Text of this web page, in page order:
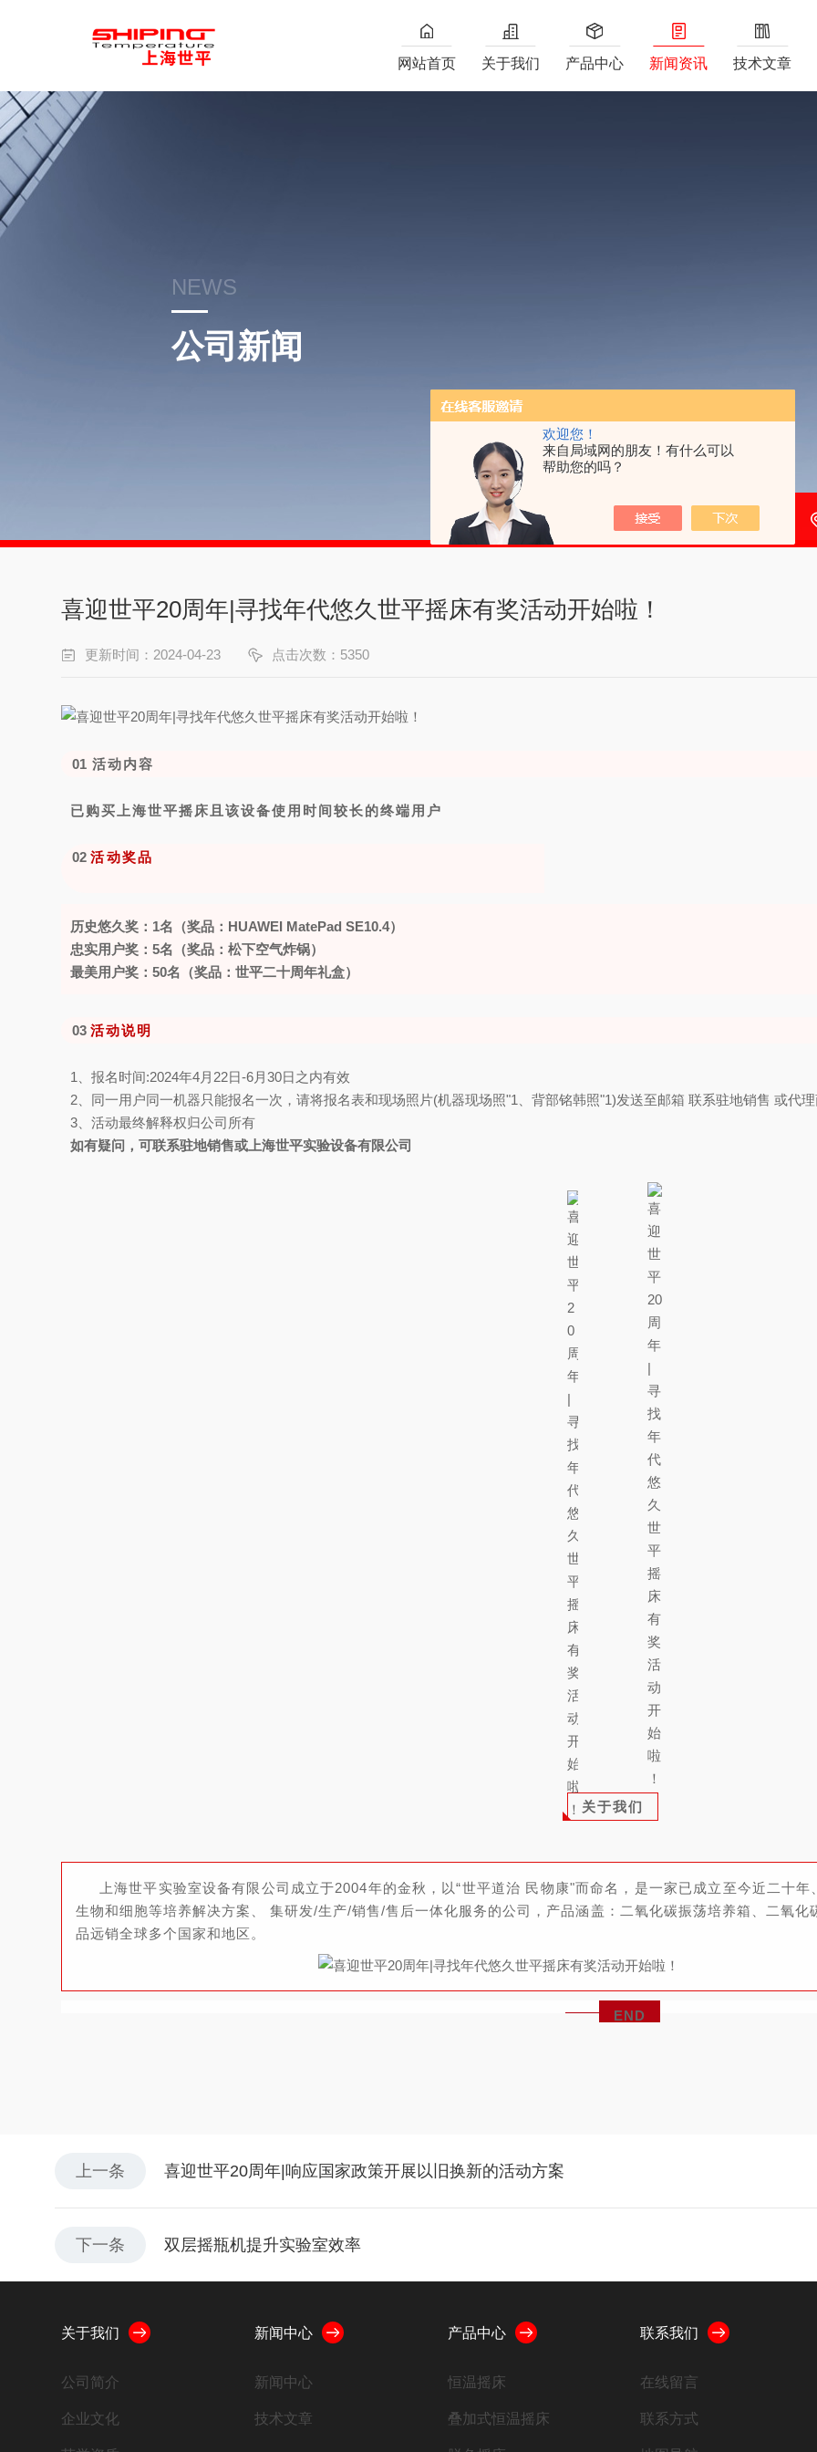
欢迎您！
来自局域网的朋友！有什么可以
帮助您的吗？
网站首页 关于我们 产品中心 新闻资讯 技术文章
NEWS
公司新闻
喜迎世平20周年|寻找年代悠久世平摇床有奖活动开始啦！
更新时间：2024-04-23 点击次数：5350
01 活动内容
已购买上海世平摇床且该设备使用时间较长的终端用户
02活动奖品
历史悠久奖：1名（奖品：HUAWEI MatePad SE10.4）
忠实用户奖：5名（奖品：松下空气炸锅）
最美用户奖：50名（奖品：世平二十周年礼盒）
03活动说明
1、报名时间:2024年4月22日-6月30日之内有效
2、同一用户同一机器只能报名一次，请将报名表和现场照片(机器现场照"1、背部铭韩照"1)发送至邮箱 联系驻地销售 或代
3、活动最终解释权归公司所有
如有疑问，可联系驻地销售或上海世平实验设备有限公司
关于我们
上海世平实验室设备有限公司成立于2004年的金秋，以“世平道治 民物康"而命名，是一家已成立至今近二十
生物和细胞等培养解决方案、 集研发/生产/销售/售后一体化服务的公司，产品涵盖：二氧化碳振荡培养箱、二氧
品远销全球多个国家和地区。
END
上一条 喜迎世平20周年|响应国家政策开展以旧换新的活动方案
下一条 双层摇瓶机提升实验室效率
关于我们
公司简介
企业文化
新闻中心
新闻中心
技术文章
产品中心
恒温摇床
叠加式恒温摇床
联系我们
在线留言
联系方式